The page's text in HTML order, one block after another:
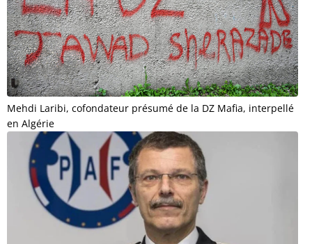
Mehdi Laribi, cofondateur présumé de la DZ Mafia, interpellé
en Algérie